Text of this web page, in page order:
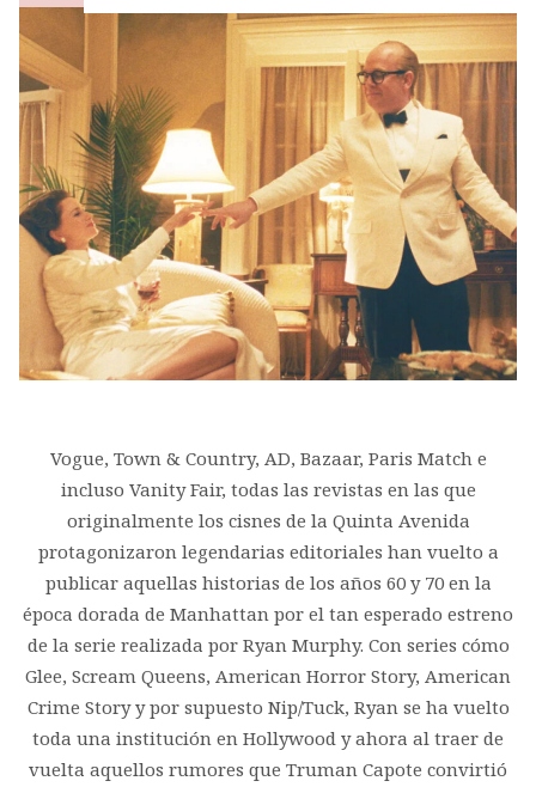
Vogue, Town & Country, AD, Bazaar, Paris Match e
incluso Vanity Fair, todas las revistas en las que
originalmente los cisnes de la Quinta Avenida
protagonizaron legendarias editoriales han vuelto a
publicar aquellas historias de los años 60 y 70 en la
época dorada de Manhattan por el tan esperado estreno
de la serie realizada por Ryan Murphy. Con series cómo
Glee, Scream Queens, American Horror Story, American
Crime Story y por supuesto Nip/Tuck, Ryan se ha vuelto
toda una institución en Hollywood y ahora al traer de
vuelta aquellos rumores que Truman Capote convirtió